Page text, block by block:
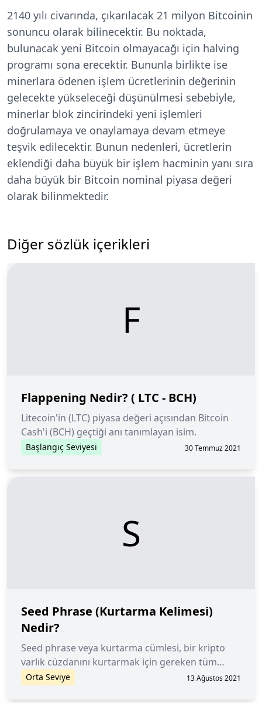
2140 yılı civarında, çıkarılacak 21 milyon Bitcoinin
sonuncu olarak bilinecektir. Bu noktada,
bulunacak yeni Bitcoin olmayacağı için halving
programı sona erecektir. Bununla birlikte ise
minerlara ödenen işlem ücretlerinin değerinin
gelecekte yükseleceği düşünülmesi sebebiyle,
minerlar blok zincirindeki yeni işlemleri
doğrulamaya ve onaylamaya devam etmeye
teşvik edilecektir. Bunun nedenleri, ücretlerin
eklendiği daha büyük bir işlem hacminin yanı sıra
daha büyük bir Bitcoin nominal piyasa değeri
olarak bilinmektedir.
Diğer sözlük içerikleri
F
Flappening Nedir? ( LTC - BCH)
Litecoin'in (LTC) piyasa değeri açısından Bitcoin
Cash'i (BCH) geçtiği anı tanımlayan isim.
Başlangıç Seviyesi 30 Temmuz 2021
S
Seed Phrase (Kurtarma Kelimesi)
Nedir?
Seed phrase veya kurtarma cümlesi, bir kripto
varlık cüzdanını kurtarmak için gereken tüm
bilgileri depolayan kelimelerin bir listesidir.
Orta Seviye 13 Ağustos 2021